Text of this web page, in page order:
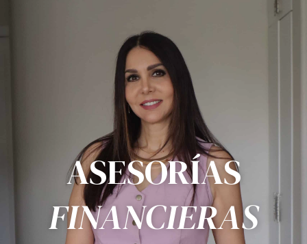
ASESORÍAS
FINANCIERAS